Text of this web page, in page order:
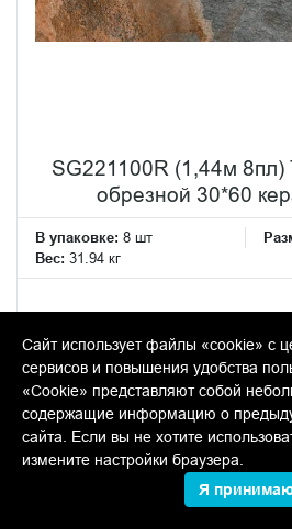
SG221100R (1,44м
обрезной 30*60
В упаковке: 8 шт
Вес: 31.94 кг
Товар снят с производства.
уточняйте у
ДЕКОРАТИВНЫЕ
Сайт использует файлы «cookie» с
сервисов и повышения удобства
«Cookie» представляют собой
содержащие информацию о
сайта. Если вы не хотите
измените настройки браузера.
Я